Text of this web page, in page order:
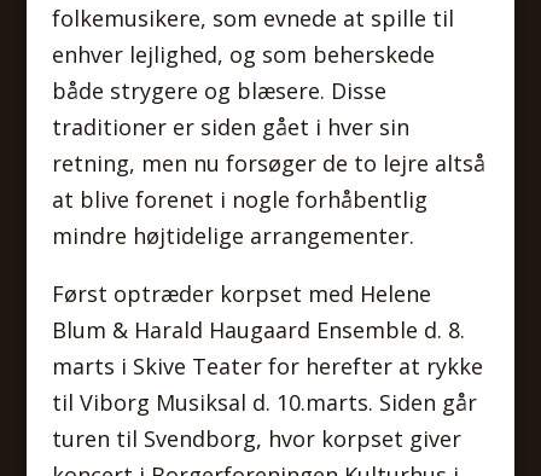
folkemusikere, som evnede at spille til
enhver lejlighed, og som beherskede
både strygere og blæsere. Disse
traditioner er siden gået i hver sin
retning, men nu forsøger de to lejre altså
at blive forenet i nogle forhåbentlig
mindre højtidelige arrangementer.
Først optræder korpset med Helene
Blum & Harald Haugaard Ensemble d. 8.
marts i Skive Teater for herefter at rykke
til Viborg Musiksal d. 10.marts. Siden går
turen til Svendborg, hvor korpset giver